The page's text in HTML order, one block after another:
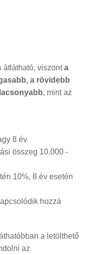
átlátható, viszonta
a rövidebb
, mint az
8 év
összeg 10.000 -
10%, 8 év esetén
hozzá
a letölthető
az